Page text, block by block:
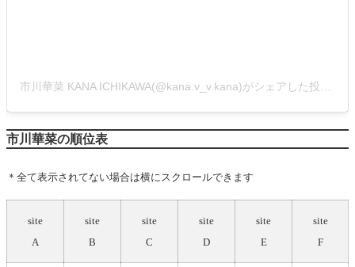
市川華菜の順位表
＊全て表示されてない場合は横にスクロールできます
site
A
site
B
site
C
site
D
site
E
site
F